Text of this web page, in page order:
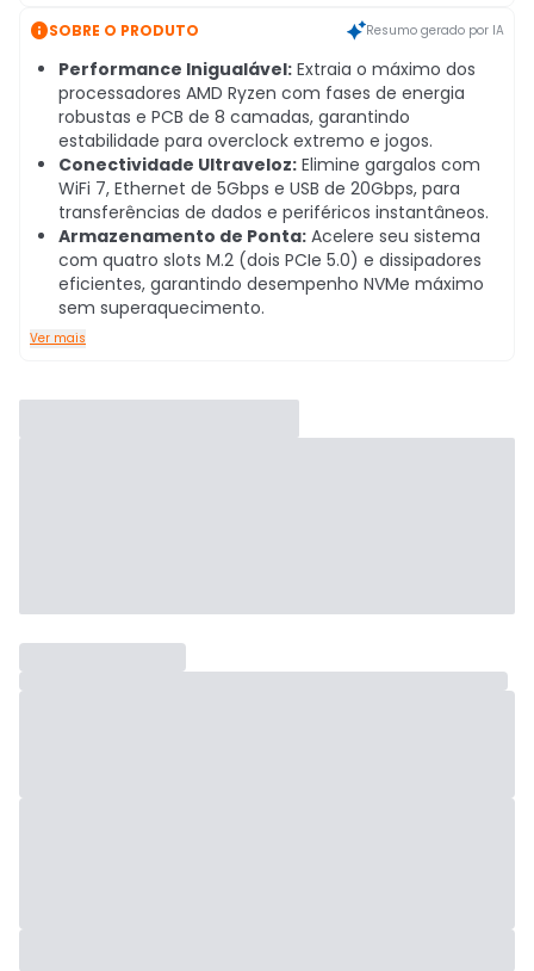
SOBRE O PRODUTO Resumo gerado por IA
Performance Inigualável: Extraia o máximo dos
processadores AMD Ryzen com fases de energia
robustas e PCB de 8 camadas, garantindo
estabilidade para overclock extremo e jogos.
Conectividade Ultraveloz: Elimine gargalos com
WiFi 7, Ethernet de 5Gbps e USB de 20Gbps, para
transferências de dados e periféricos instantâneos.
Armazenamento de Ponta: Acelere seu sistema
com quatro slots M.2 (dois PCIe 5.0) e dissipadores
eficientes, garantindo desempenho NVMe máximo
sem superaquecimento.
Ver mais